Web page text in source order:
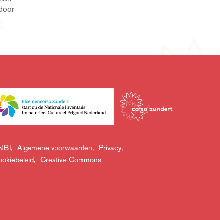
Algemene voorwaarden,
Privacy,
Creative Commons